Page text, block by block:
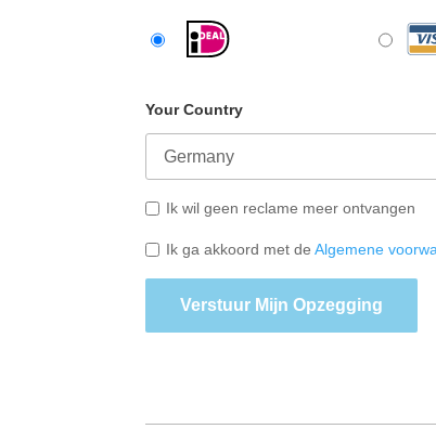
Your Country
Ik wil geen reclame meer ontvangen
Ik ga akkoord met deAlgemene
Verstuur Mijn Opzegging